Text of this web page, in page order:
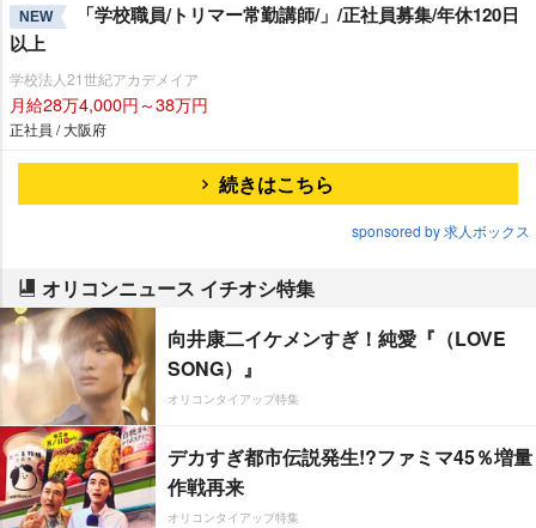
NEW
「学校職員/トリマー常勤講師/」/正社員募集/年休120日
以上
学校法人21世紀アカデメイア
月給28万4,000円～38万円
正社員 / 大阪府
続きはこちら
sponsored by 求人ボックス
オリコンニュース イチオシ特集
向井康二イケメンすぎ！純愛『（LOVE
SONG）』
オリコンタイアップ特集
デカすぎ都市伝説発生!?ファミマ45％増量
作戦再来
オリコンタイアップ特集